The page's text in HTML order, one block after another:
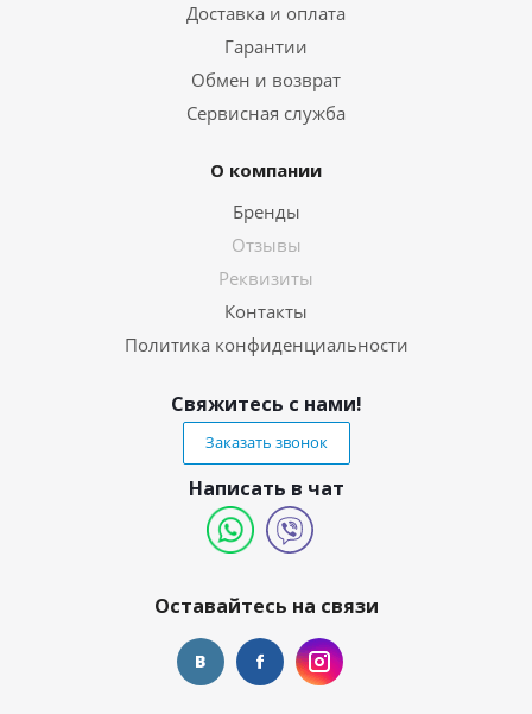
Доставка и оплата
Гарантии
Обмен и возврат
Сервисная служба
О компании
Бренды
Отзывы
Реквизиты
Контакты
Политика конфиденциальности
Свяжитесь с нами!
Заказать звонок
Написать в чат
Оставайтесь на связи